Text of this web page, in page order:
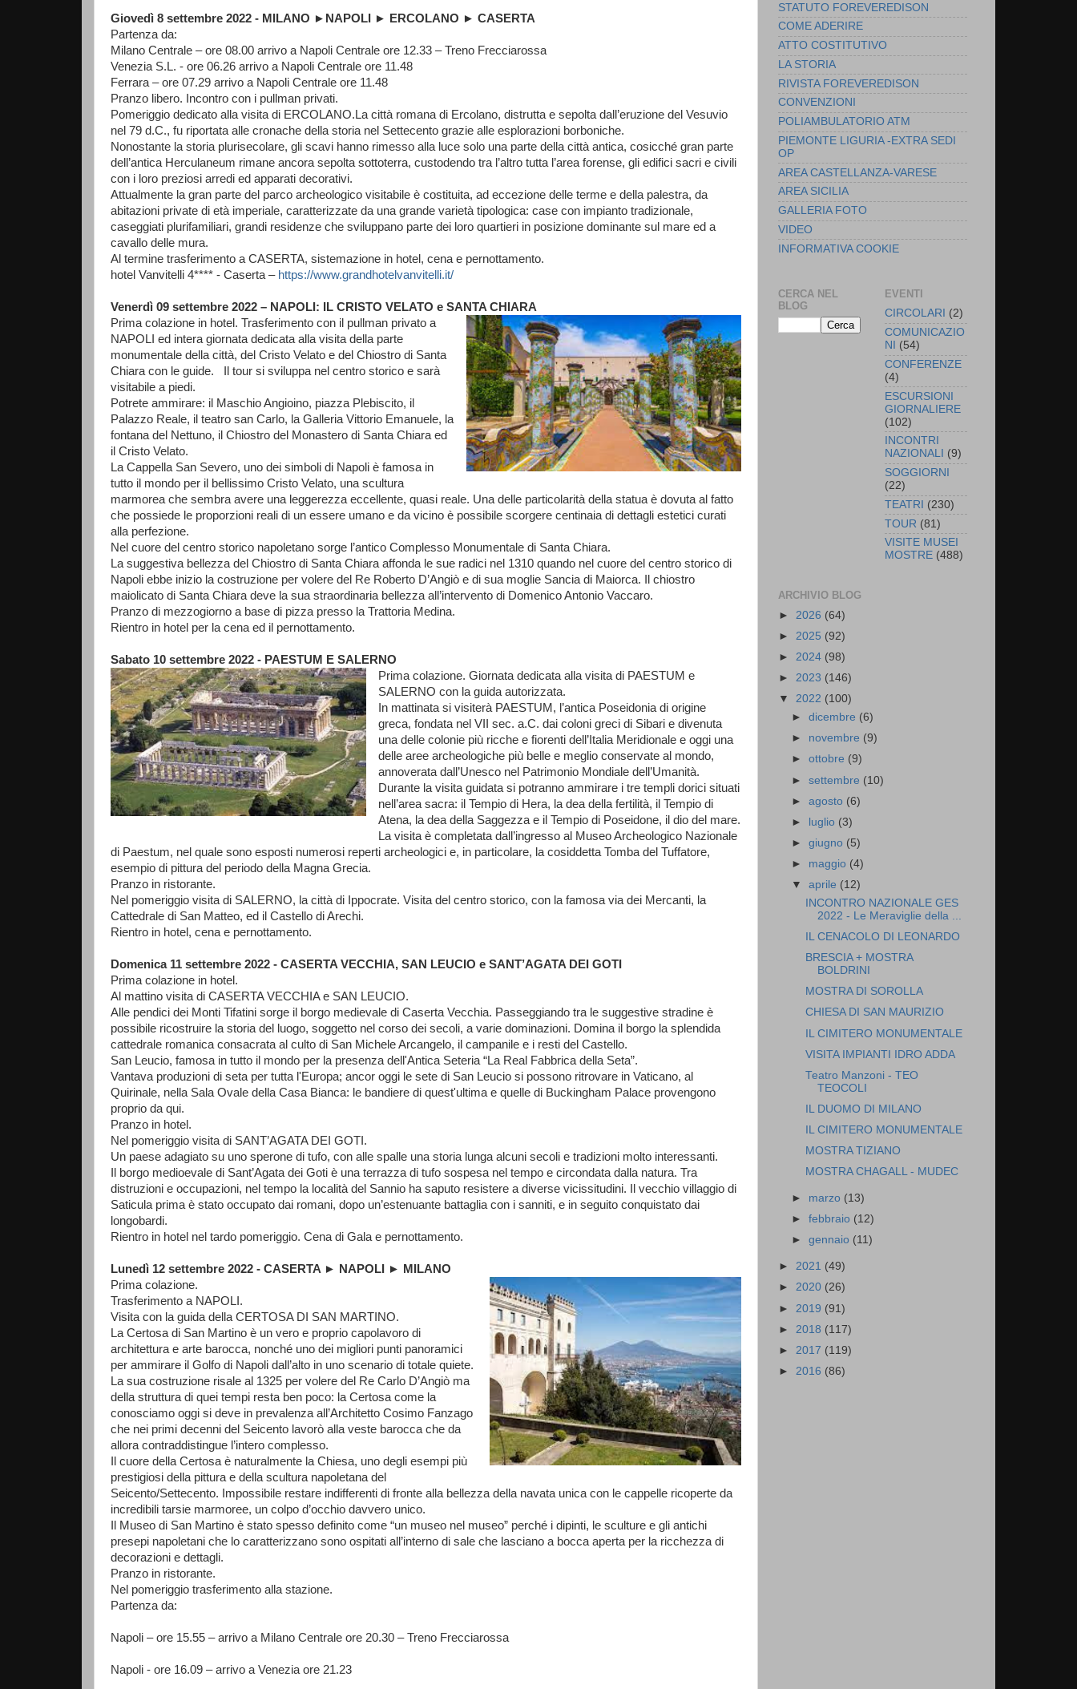
Giovedì 8 settembre 2022 - MILANO ►NAPOLI ► ERCOLANO ► CASERTA
Partenza da:
Milano Centrale – ore 08.00 arrivo a Napoli Centrale ore 12.33 – Treno Frecciarossa
Venezia S.L. - ore 06.26 arrivo a Napoli Centrale ore 11.48
Ferrara – ore 07.29 arrivo a Napoli Centrale ore 11.48
Pranzo libero. Incontro con i pullman privati.
Pomeriggio dedicato alla visita di ERCOLANO.La città romana di Ercolano, distrutta e sepolta dall’eruzione del Vesuvio
nel 79 d.C., fu riportata alle cronache della storia nel Settecento grazie alle esplorazioni borboniche.
Nonostante la storia plurisecolare, gli scavi hanno rimesso alla luce solo una parte della città antica, cosicché gran parte
dell’antica Herculaneum rimane ancora sepolta sottoterra, custodendo tra l’altro tutta l’area forense, gli edifici sacri e civili
con i loro preziosi arredi ed apparati decorativi.
Attualmente la gran parte del parco archeologico visitabile è costituita, ad eccezione delle terme e della palestra, da
abitazioni private di età imperiale, caratterizzate da una grande varietà tipologica: case con impianto tradizionale,
caseggiati plurifamiliari, grandi residenze che sviluppano parte dei loro quartieri in posizione dominante sul mare ed a
cavallo delle mura.
Al termine trasferimento a CASERTA, sistemazione in hotel, cena e pernottamento.
hotel Vanvitelli 4**** - Caserta – https://www.grandhotelvanvitelli.it/
Venerdì 09 settembre 2022 – NAPOLI: IL CRISTO VELATO e SANTA CHIARA
Prima colazione in hotel. Trasferimento con il pullman privato a
NAPOLI ed intera giornata dedicata alla visita della parte
monumentale della città, del Cristo Velato e del Chiostro di Santa
Chiara con le guide. Il tour si sviluppa nel centro storico e sarà
visitabile a piedi.
Potrete ammirare: il Maschio Angioino, piazza Plebiscito, il
Palazzo Reale, il teatro san Carlo, la Galleria Vittorio Emanuele, la
fontana del Nettuno, il Chiostro del Monastero di Santa Chiara ed
il Cristo Velato.
La Cappella San Severo, uno dei simboli di Napoli è famosa in
tutto il mondo per il bellissimo Cristo Velato, una scultura
marmorea che sembra avere una leggerezza eccellente, quasi reale. Una delle particolarità della statua è dovuta al fatto
che possiede le proporzioni reali di un essere umano e da vicino è possibile scorgere centinaia di dettagli estetici curati
alla perfezione.
Nel cuore del centro storico napoletano sorge l’antico Complesso Monumentale di Santa Chiara.
La suggestiva bellezza del Chiostro di Santa Chiara affonda le sue radici nel 1310 quando nel cuore del centro storico di
Napoli ebbe inizio la costruzione per volere del Re Roberto D’Angiò e di sua moglie Sancia di Maiorca. Il chiostro
maiolicato di Santa Chiara deve la sua straordinaria bellezza all’intervento di Domenico Antonio Vaccaro.
Pranzo di mezzogiorno a base di pizza presso la Trattoria Medina.
Rientro in hotel per la cena ed il pernottamento.
Sabato 10 settembre 2022 - PAESTUM E SALERNO
Prima colazione. Giornata dedicata alla visita di PAESTUM e
SALERNO con la guida autorizzata.
In mattinata si visiterà PAESTUM, l’antica Poseidonia di origine
greca, fondata nel VII sec. a.C. dai coloni greci di Sibari e divenuta
una delle colonie più ricche e fiorenti dell’Italia Meridionale e oggi una
delle aree archeologiche più belle e meglio conservate al mondo,
annoverata dall’Unesco nel Patrimonio Mondiale dell’Umanità.
Durante la visita guidata si potranno ammirare i tre templi dorici situati
nell’area sacra: il Tempio di Hera, la dea della fertilità, il Tempio di
Atena, la dea della Saggezza e il Tempio di Poseidone, il dio del mare.
La visita è completata dall’ingresso al Museo Archeologico Nazionale
di Paestum, nel quale sono esposti numerosi reperti archeologici e, in particolare, la cosiddetta Tomba del Tuffatore,
esempio di pittura del periodo della Magna Grecia.
Pranzo in ristorante.
Nel pomeriggio visita di SALERNO, la città di Ippocrate. Visita del centro storico, con la famosa via dei Mercanti, la
Cattedrale di San Matteo, ed il Castello di Arechi.
Rientro in hotel, cena e pernottamento.
Domenica 11 settembre 2022 - CASERTA VECCHIA, SAN LEUCIO e SANT’AGATA DEI GOTI
Prima colazione in hotel.
Al mattino visita di CASERTA VECCHIA e SAN LEUCIO.
Alle pendici dei Monti Tifatini sorge il borgo medievale di Caserta Vecchia. Passeggiando tra le suggestive stradine è
possibile ricostruire la storia del luogo, soggetto nel corso dei secoli, a varie dominazioni. Domina il borgo la splendida
cattedrale romanica consacrata al culto di San Michele Arcangelo, il campanile e i resti del Castello.
San Leucio, famosa in tutto il mondo per la presenza dell'Antica Seteria “La Real Fabbrica della Seta”.
Vantava produzioni di seta per tutta l'Europa; ancor oggi le sete di San Leucio si possono ritrovare in Vaticano, al
Quirinale, nella Sala Ovale della Casa Bianca: le bandiere di quest'ultima e quelle di Buckingham Palace provengono
proprio da qui.
Pranzo in hotel.
Nel pomeriggio visita di SANT’AGATA DEI GOTI.
Un paese adagiato su uno sperone di tufo, con alle spalle una storia lunga alcuni secoli e tradizioni molto interessanti.
Il borgo medioevale di Sant’Agata dei Goti è una terrazza di tufo sospesa nel tempo e circondata dalla natura. Tra
distruzioni e occupazioni, nel tempo la località del Sannio ha saputo resistere a diverse vicissitudini. Il vecchio villaggio di
Saticula prima è stato occupato dai romani, dopo un’estenuante battaglia con i sanniti, e in seguito conquistato dai
longobardi.
Rientro in hotel nel tardo pomeriggio. Cena di Gala e pernottamento.
Lunedì 12 settembre 2022 - CASERTA ► NAPOLI ► MILANO
Prima colazione.
Trasferimento a NAPOLI.
Visita con la guida della CERTOSA DI SAN MARTINO.
La Certosa di San Martino è un vero e proprio capolavoro di
architettura e arte barocca, nonché uno dei migliori punti panoramici
per ammirare il Golfo di Napoli dall’alto in uno scenario di totale quiete.
La sua costruzione risale al 1325 per volere del Re Carlo D’Angiò ma
della struttura di quei tempi resta ben poco: la Certosa come la
conosciamo oggi si deve in prevalenza all’Architetto Cosimo Fanzago
che nei primi decenni del Seicento lavorò alla veste barocca che da
allora contraddistingue l’intero complesso.
Il cuore della Certosa è naturalmente la Chiesa, uno degli esempi più
prestigiosi della pittura e della scultura napoletana del
Seicento/Settecento. Impossibile restare indifferenti di fronte alla bellezza della navata unica con le cappelle ricoperte da
incredibili tarsie marmoree, un colpo d’occhio davvero unico.
Il Museo di San Martino è stato spesso definito come “un museo nel museo” perché i dipinti, le sculture e gli antichi
presepi napoletani che lo caratterizzano sono ospitati all’interno di sale che lasciano a bocca aperta per la ricchezza di
decorazioni e dettagli.
Pranzo in ristorante.
Nel pomeriggio trasferimento alla stazione.
Partenza da:
Napoli – ore 15.55 – arrivo a Milano Centrale ore 20.30 – Treno Frecciarossa
Napoli - ore 16.09 – arrivo a Venezia ore 21.23
STATUTO FOREVEREDISON
COME ADERIRE
ATTO COSTITUTIVO
LA STORIA
RIVISTA FOREVEREDISON
CONVENZIONI
POLIAMBULATORIO ATM
PIEMONTE LIGURIA -EXTRA SEDI
OP
AREA CASTELLANZA-VARESE
AREA SICILIA
GALLERIA FOTO
VIDEO
INFORMATIVA COOKIE
CERCA NEL
BLOG
EVENTI
CIRCOLARI
(2)
COMUNICAZIO
NI
(54)
CONFERENZE
(4)
ESCURSIONI
GIORNALIERE
(102)
INCONTRI
NAZIONALI (9)
SOGGIORNI
(22)
TEATRI
(230)
TOUR (81)
VISITE MUSEI
MOSTRE (488)
ARCHIVIO BLOG
► 2026 (64)
► 2025 (92)
► 2024 (98)
► 2023 (146)
▼ 2022 (100)
►dicembre (6)
► novembre (9)
►ottobre (9)
►settembre (10)
►agosto (6)
►
luglio (3)
►giugno (5)
► maggio (4)
▼aprile (12)
INCONTRO NAZIONALE GES
2022 - Le Meraviglie della ...
IL CENACOLO DI LEONARDO
BRESCIA + MOSTRA
BOLDRINI
MOSTRA DI SOROLLA
CHIESA DI SAN MAURIZIO
IL CIMITERO MONUMENTALE
VISITA IMPIANTI IDRO ADDA
Teatro Manzoni - TEO
TEOCOLI
IL DUOMO DI MILANO
IL CIMITERO MONUMENTALE
MOSTRA TIZIANO
MOSTRA CHAGALL - MUDEC
► marzo (13)
►febbraio (12)
►gennaio (11)
► 2021 (49)
► 2020 (26)
► 2019 (91)
► 2018 (117)
► 2017 (119)
► 2016 (86)